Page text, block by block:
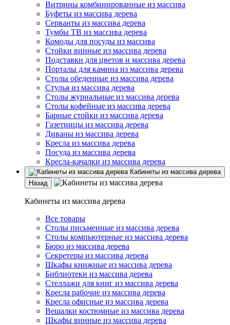
Витрины комбинированные из массива
Буфеты из массива дерева
Серванты из массива дерева
Тумбы ТВ из массива дерева
Комоды для посуды из массива
Стойки винные из массива дерева
Подставки для цветов и массива дерева
Порталы для камина из массива дерева
Столы обеденные из массива дерева
Стулья из массива дерева
Столы журнальные из массива дерева
Столы кофейные из массива дерева
Барные стойки из массива дерева
Газетницы из массива дерева
Диваны из массива дерева
Кресла из массива дерева
Посуда из массива дерева
Кресла-качалки из массива дерева
Кабинеты из массива дерева
Назад
Кабинеты из массива дерева
Все товары
Столы письменные из массива дерева
Столы компьютерные из массива дерева
Бюро из массива дерева
Секретеры из массива дерева
Шкафы книжные из массива дерева
Библиотеки из массива дерева
Стеллажи для книг из массива дерева
Кресла рабочие из массива дерева
Кресла офисные из массива дерева
Вешалки костюмные из массива дерева
Шкафы винные из массива дерева